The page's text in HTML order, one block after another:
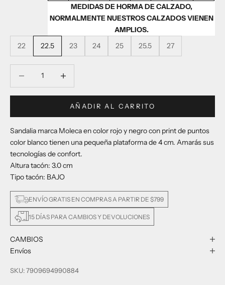
MEDIDAS DE HORMA DE CALZADO,
NORMALMENTE NUESTROS CALZADOS VIENEN
AMPLIOS.
22
22.5 23 24 25 25.5 27
AÑADIR AL CARRITO
Sandalia marca Moleca en color rojo y negro con print de puntos
color blanco tienen una pequeña plataforma de 4 cm. Amarás sus
tecnologías de confort.
Altura tacón: 3.0 cm
Tipo tacón: BAJO
ENVÍO GRATIS EN COMPRAS A PARTIR DE $799
15 DÍAS PARA CAMBIOS Y DEVOLUCIONES
CAMBIOS
Envíos
SKU: 7909694990884